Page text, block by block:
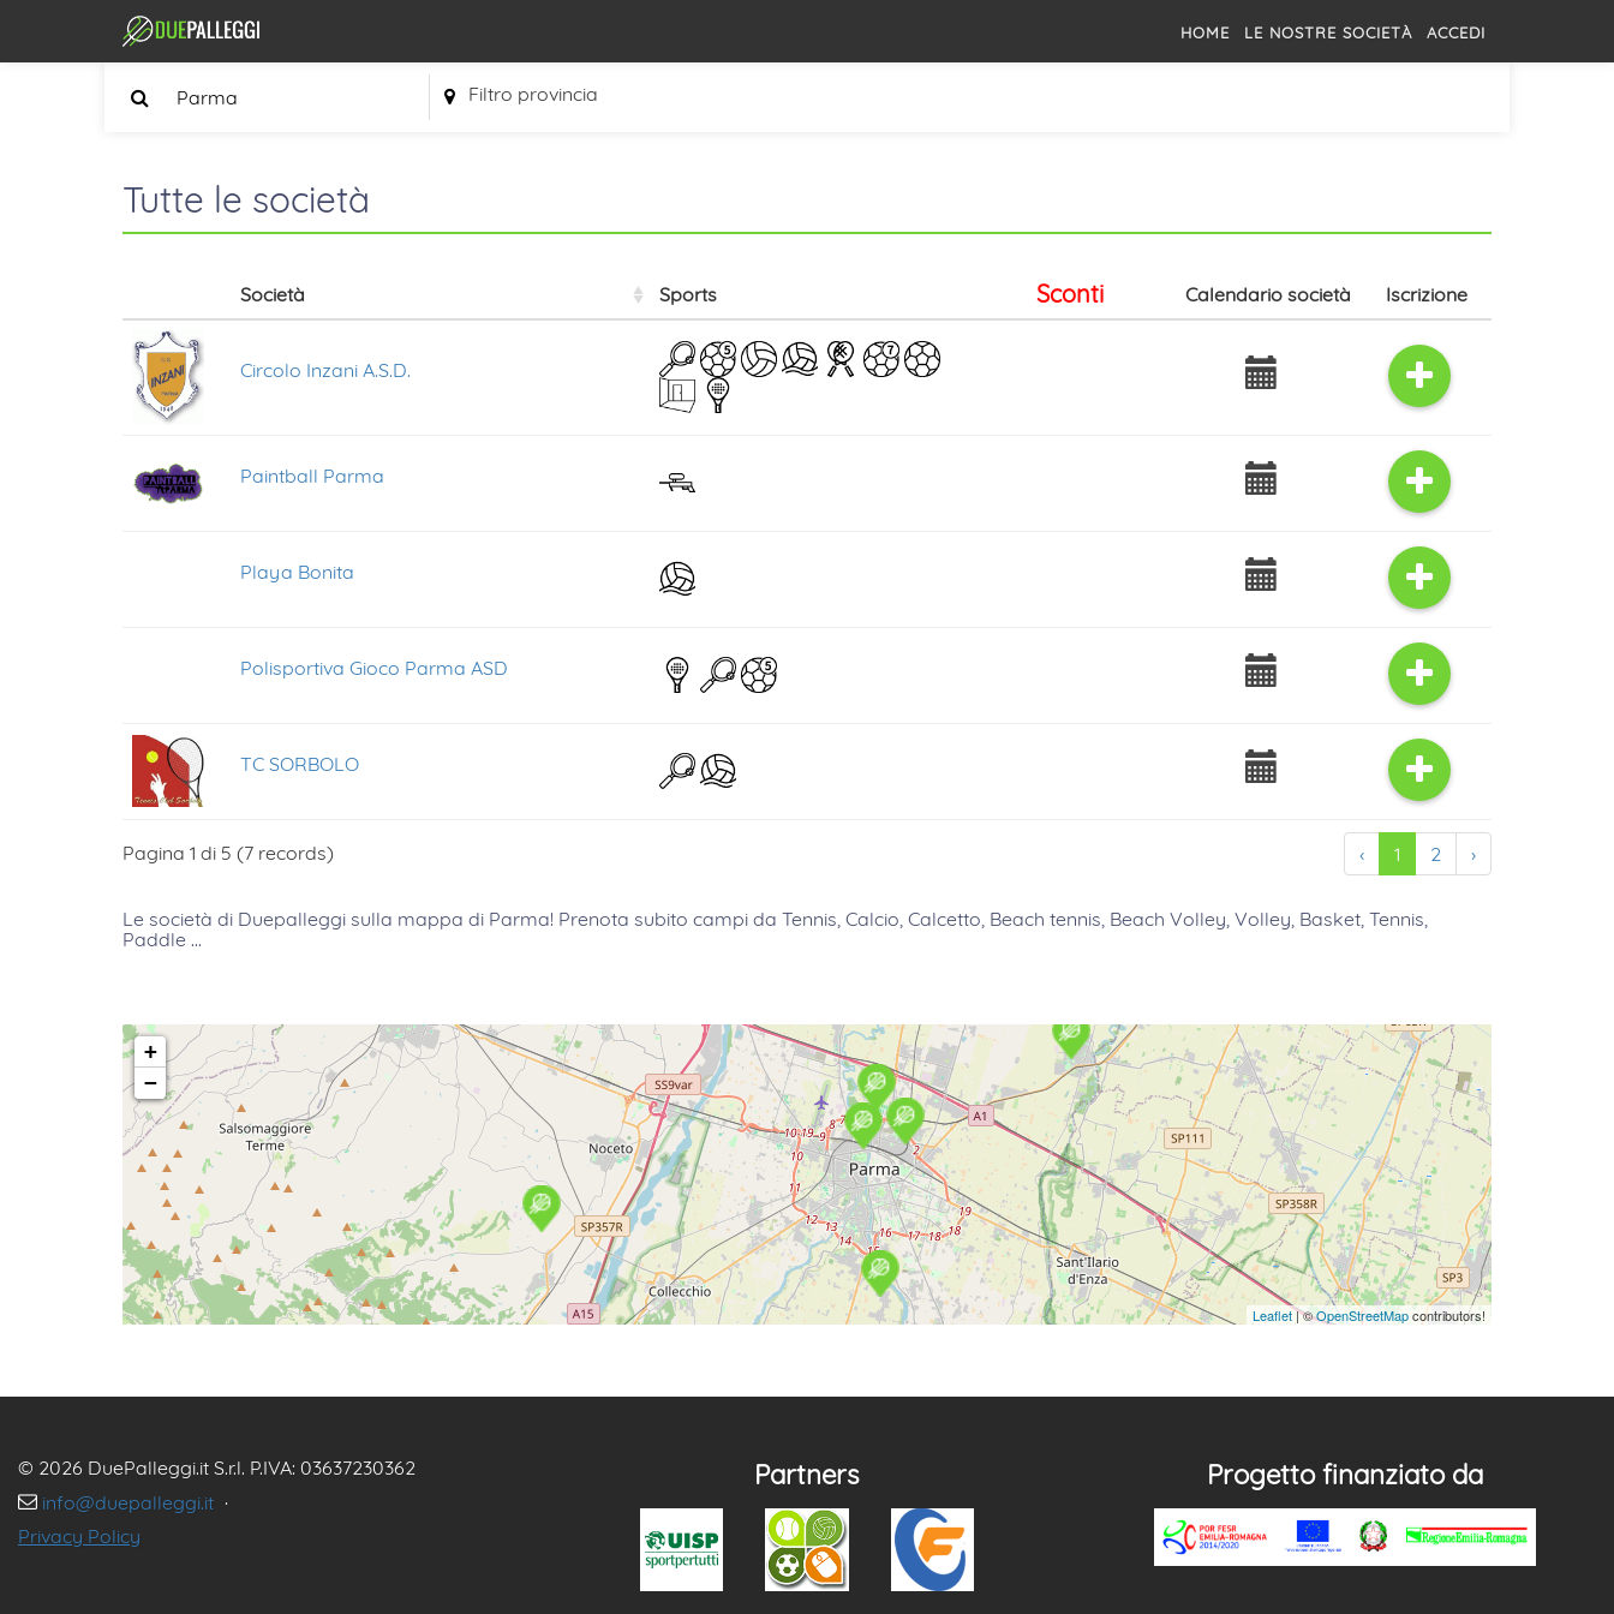
HOME LE NOSTRE SOCIETÀ ACCEDI
Filtro provincia
Tutte le società
Società Sports Sconti Calendario società Iscrizione
Circolo Inzani A.S.D.
Paintball Parma
Playa Bonita
Polisportiva Gioco Parma ASD
TC SORBOLO
Pagina 1 di 5 (7 records) ‹ 1 2 ›
Le società di Duepalleggi sulla mappa di Parma! Prenota subito campi da Tennis, Calcio, Calcetto, Beach tennis, Beach Volley, Volley, Basket, Tennis,
Paddle ...
+
−
Leaflet| ©OpenStreetMapcontributors!
© 2026 DuePalleggi.it S.r.l. P.IVA: 03637230362
info@duepalleggi.it ·
Privacy Policy
Partners Progetto finanziato da